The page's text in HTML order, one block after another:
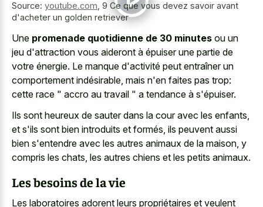
Source: youtube.com, 9 Ce que vous devez savoir avant
d'acheter un golden retriever
Une promenade quotidienne de 30 minutes ou un
jeu d'attraction vous aideront à épuiser une partie de
votre énergie. Le manque d'activité peut entraîner un
comportement indésirable, mais n'en faites pas trop:
cette race " accro au travail " a tendance à s'épuiser.
Ils sont heureux de sauter dans la cour avec les enfants,
et s'ils sont bien introduits et formés, ils peuvent aussi
bien s'entendre avec les autres animaux de la maison, y
compris les chats, les autres chiens et les petits animaux.
Les besoins de la vie
Les laboratoires adorent leurs propriétaires et veulent